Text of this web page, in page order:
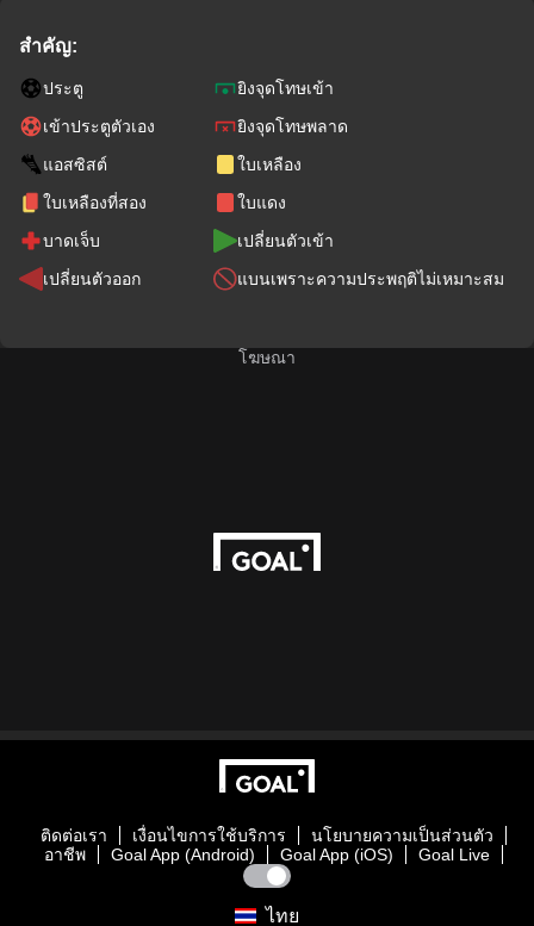
สำคัญ:
ประตู
ยิงจุดโทษเข้า
เข้าประตูตัวเอง
ยิงจุดโทษพลาด
แอสซิสต์
ใบเหลือง
ใบเหลืองที่สอง
ใบแดง
บาดเจ็บ
เปลี่ยนตัวเข้า
เปลี่ยนตัวออก
แบนเพราะความประพฤติไม่เหมาะสม
โฆษณา
ติดต่อเรา เงื่อนไขการใช้บริการ
นโยบายความเป็นส่วนตัว
อาชีพ
Goal App (Android) Goal App (iOS) Goal Live
ไทย